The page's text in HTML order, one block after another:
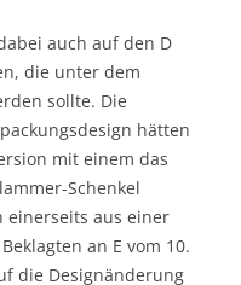
auch auf den D
die unter dem
sollte. Die
hätten
mit einem das
Schenkel
einerseits aus einer
an E vom 10.
die Designänderung